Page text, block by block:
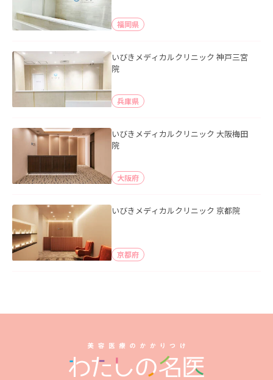
福岡県
いびきメディカルクリニック 神戸三宮
院
兵庫県
いびきメディカルクリニック 大阪梅田
院
大阪府
いびきメディカルクリニック 京都院
京都府